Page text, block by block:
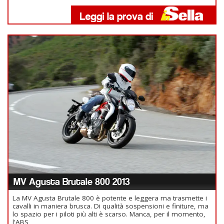
MV Agusta Brutale 800 2013
La MV Agusta Brutale 800 è potente e leggera ma trasmette i
cavalli in maniera brusca. Di qualità sospensioni e finiture, ma
lo spazio per i piloti più alti è scarso. Manca, per il momento,
l'ABS